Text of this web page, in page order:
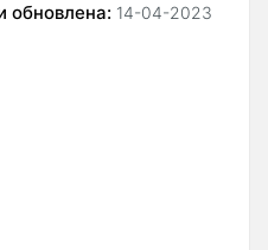
обновлена: 14-04-2023